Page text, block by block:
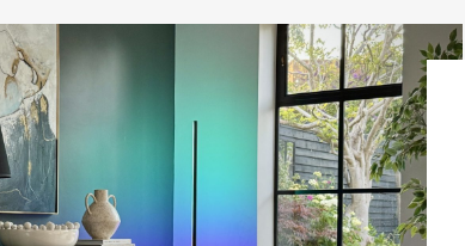
READ MORE